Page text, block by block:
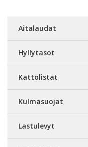
Aitalaudat
Hyllytasot
Kattolistat
Kulmasuojat
Lastulevyt